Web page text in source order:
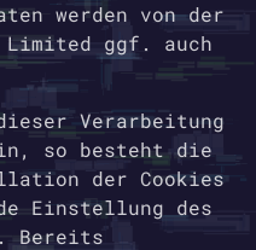
werden von der
ggf. auch
Verarbeitung
so besteht die
der Cookies
Einstellung des
Bereits